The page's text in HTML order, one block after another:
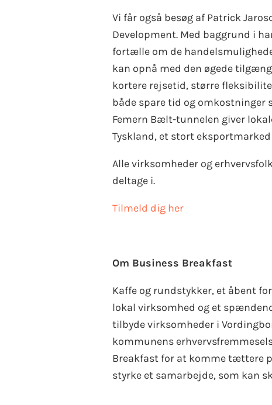
Vi får også besøg af Patrick
Development. Med baggrund i
fortælle om de
kan opnå med den øgede
kortere rejsetid, større
både spare tid og omkostninger
Femern Bælt-tunnelen giver
Tyskland, et stort
Alle virksomheder og
deltage i.
Tilmeld dig her
Om Business Breakfast
Kaffe og rundstykker, et åbent
lokal virksomhed og et
tilbyde virksomheder i
kommunens
Breakfast for at komme tættere
styrke et samarbejde, som kan